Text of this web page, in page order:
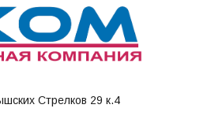
Стрелков 29 к.4